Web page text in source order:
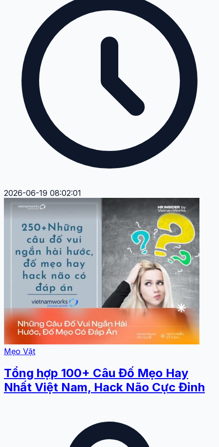
2026-06-19 08:02:01
Mẹo Vặt
Tổng hợp 100+ Câu Đố Mẹo Hay
Nhất Việt Nam, Hack Não Cực Đỉnh